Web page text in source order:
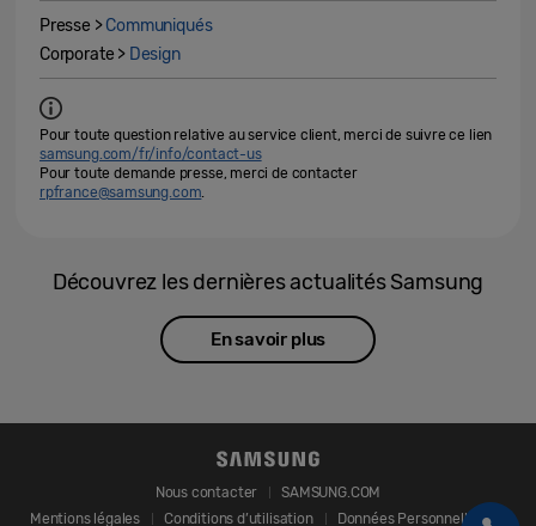
Presse >Communiqués
Corporate > Design
Pour toute question relative au service client, merci de suivre ce lien
samsung.com/fr/info/contact-us
Pour toute demande presse, merci de contacter
rpfrance@samsung.com.
Découvrez les dernières actualités Samsung
En savoir plus
Nous contacter
SAMSUNG.COM
Mentions légales
Conditions d’utilisation Données Personnelles